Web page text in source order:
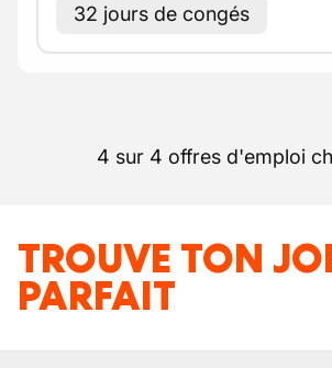
32 jours de congés
4 sur 4 offres d'emploi
TROUVE TON
PARFAIT